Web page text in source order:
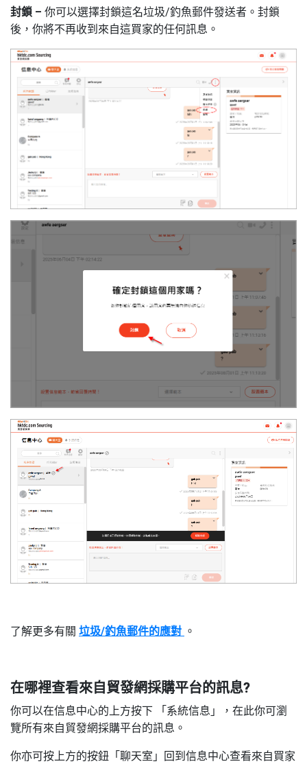
封鎖 – 你可以選擇封鎖這名垃圾/釣魚郵件發送者。封鎖
後，你將不再收到來自這買家的任何訊息。
了解更多有關 垃圾/釣魚郵件的應對 。
在哪裡查看來自貿發網採購平台的訊息?
你可以在信息中心的上方按下 「系統信息」 ， 在此你可瀏
覽所有來自貿發網採購平台的訊息。
你亦可按上方的按鈕「聊天室」回到信息中心查看來自買家